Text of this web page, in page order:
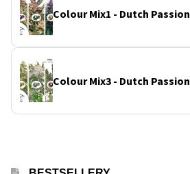
Fajki Wodne
Inne Akcesoria
Informacje
Colour Mix1 - Dutch Passion
Colour Mix3 - Dutch Passion